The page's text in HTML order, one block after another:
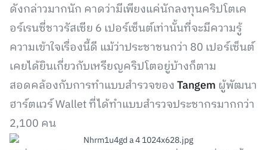
ดังกล่าวมากนัก คาดว่ามีเพียงแค่นักลงทุนคริปโตเค
อร์เรนซี่ชาวรัสเซีย 6 เปอร์เซ็นต์เท่านั้นที่จะมีความรู้
ความเข้าใจเรื่องนี้ดี แม้ว่าประชาชนกว่า 80 เปอร์เซ็นต์
เคยได้ยินเกี่ยวกับเหรียญคริปโตอยู่บ้างก็ตาม
สอดคล้องกับการทำแบบสำรวจของTangem ผู้พัฒนา
ฮาร์ตแวร์ Wallet ที่ได้ทำแบบสำรวจประชากรมากกว่า
2,100 คน